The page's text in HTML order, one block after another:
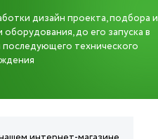
дизайн проекта, подбора и
оборудования, до его запуска в
последующего технического